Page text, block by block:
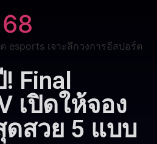
esports เจาะลึกวงการอีสปอร์ต
Final
เปิดให้จอง
สวย 5 แบบ